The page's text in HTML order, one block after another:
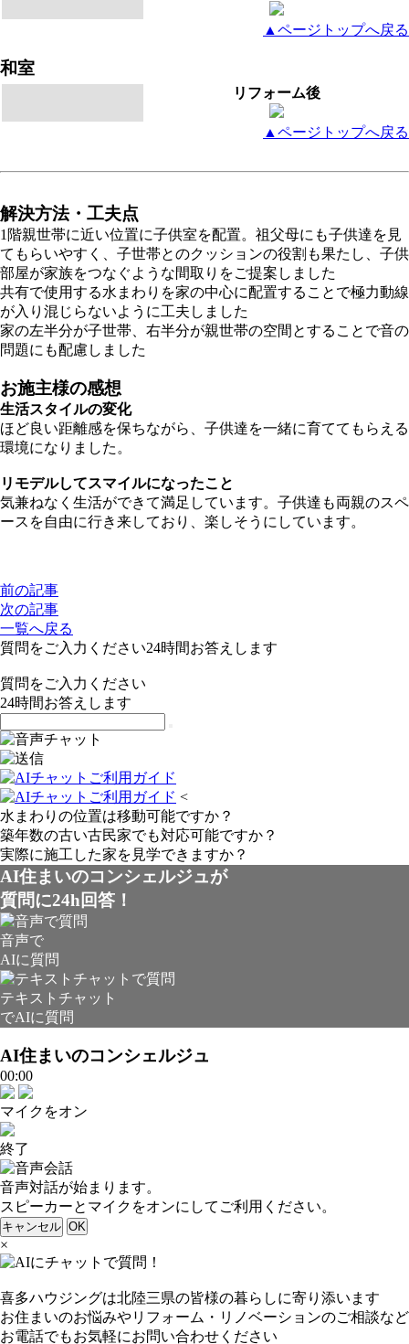
▲ページトップへ戻る
和室
リフォーム後
▲ページトップへ戻る
解決方法・工夫点
1階親世帯に近い位置に子供室を配置。祖父母にも子供達を見
てもらいやすく、子世帯とのクッションの役割も果たし、子供
部屋が家族をつなぐような間取りをご提案しました
共有で使用する水まわりを家の中心に配置することで極力動線
が入り混じらないように工夫しました
家の左半分が子世帯、右半分が親世帯の空間とすることで音の
問題にも配慮しました
お施主様の感想
生活スタイルの変化
ほど良い距離感を保ちながら、子供達を一緒に育ててもらえる
環境になりました。
リモデルしてスマイルになったこと
気兼ねなく生活ができて満足しています。子供達も両親のスペ
ースを自由に行き来しており、楽しそうにしています。
前の記事
次の記事
一覧へ戻る
質問をご入力ください24時間お答えします
質問をご入力ください
24時間お答えします
<
水まわりの位置は移動可能ですか？
築年数の古い古民家でも対応可能ですか？
実際に施工した家を見学できますか？
AI住まいのコンシェルジュが
質問に24h回答！
音声で
AIに質問
テキストチャット
でAIに質問
AI住まいのコンシェルジュ
00:00
マイクをオン
終了
音声対話が始まります。
スピーカーとマイクをオンにしてご利用ください。
キャンセル OK
×
喜多ハウジングは北陸三県の皆様の暮らしに寄り添います
お住まいのお悩みやリフォーム・リノベーションのご相談など
お電話でもお気軽にお問い合わせください